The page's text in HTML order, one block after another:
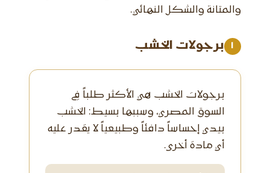
والمتانة والشكل النهائي.
١ برجولات الخشب
برجولات الخشب هي الأكثر طلباً في
السوق المصري، وسببها بسيط: الخشب
بيدي إحساساً دافئاً وطبيعياً لا يقدر عليه
أي مادة أخرى.